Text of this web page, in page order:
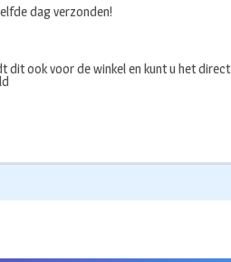
dag verzonden!
dit ook voor de winkel en kunt u het direct